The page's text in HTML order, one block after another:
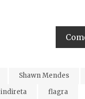
Shawn Mendes
indireta flagra